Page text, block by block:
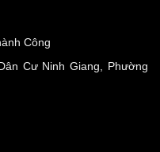
Công
Cư Ninh Giang, Phường